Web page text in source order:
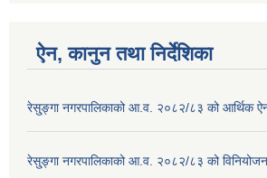
ऐन, कानुन तथा निर्देशिका
रेसु्ङ्गा नगरपालिकाको आ.व. २०८२/८३ को आर्थिक
रेसु्ङ्गा नगरपालिकाको आ.व. २०८२/८३ को